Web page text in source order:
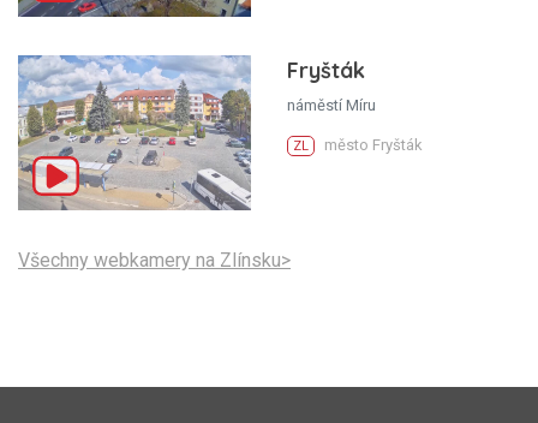
Fryšták
náměstí Míru
ZL město Fryšták
Všechny webkamery na Zlínsku>